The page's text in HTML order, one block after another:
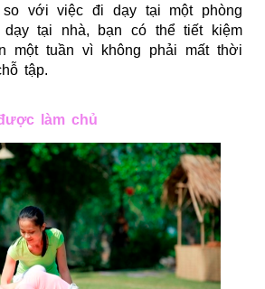
với việc đi dạy tại một phòng
tại nhà, bạn có thể tiết kiệm
một tuần vì không phải mất thời
tập.
làm chủ